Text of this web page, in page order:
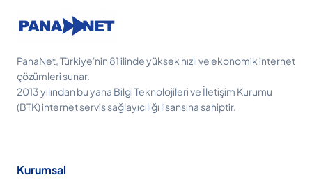
PanaNet, Türkiye'nin 81 ilinde yüksek hızlı ve ekonomik internet
çözümleri sunar.
2013 yılından bu yana Bilgi Teknolojileri ve İletişim Kurumu
(BTK) internet servis sağlayıcılığı lisansına sahiptir.
Kurumsal